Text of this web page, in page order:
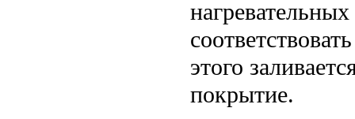
этого
покрытие.